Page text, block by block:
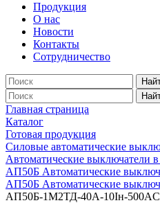
Продукция
О нас
Новости
Контакты
Сотрудничество
Главная страница
Каталог
Готовая продукция
Силовые автоматические
Автоматические выключатели
АП50Б Автоматические
АП50Б Автоматические
АП50Б-1М2ТД-40А-10Iн-